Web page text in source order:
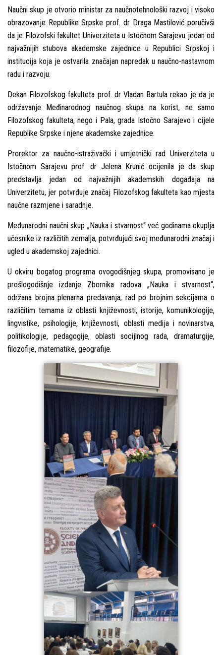
Naučni skup je otvorio ministar za naučnotehnološki razvoj i visoko
obrazovanje Republike Srpske prof. dr Draga Mastilović poručivši
da je Filozofski fakultet Univerziteta u Istočnom Sarajevu jedan od
najvažnijih stubova akademske zajednice u Republici Srpskoj i
institucija koja je ostvarila značajan napredak u naučno-nastavnom
radu i razvoju.
Dekan Filozofskog fakulteta prof. dr Vladan Bartula rekao je da je
održavanje Međinarodnog naučnog skupa na korist, ne samo
Filozofskog fakulteta, nego i Pala, grada Istočno Sarajevo i cijele
Republike Srpske i njene akademske zajednice.
Prorektor za naučno-istraživački i umjetnički rad Univerziteta u
Istočnom Sarajevu prof. dr Jelena Krunić ocijenila je da skup
predstavlja jedan od najvažnijih akademskih događaja na
Univerzitetu, jer potvrđuje značaj Filozofskog fakulteta kao mjesta
naučne razmjene i saradnje.
Međunarodni naučni skup „Nauka i stvarnost“ već godinama okuplja
učesnike iz različitih zemalja, potvrđujući svoj međunarodni značaj i
ugled u akademskoj zajednici.
U okviru bogatog programa ovogodišnjeg skupa, promovisano je
prošlogodišnje izdanje Zbornika radova „Nauka i stvarnost“,
održana brojna plenarna predavanja, rad po brojnim sekcijama o
različitim temama iz oblasti književnosti, istorije, komunikologije,
lingvistike, psihologije, književnosti, oblasti medija i novinarstva,
politikologije, pedagogije, oblasti socijlnog rada, dramaturgije,
filozofije, matematike, geografije.